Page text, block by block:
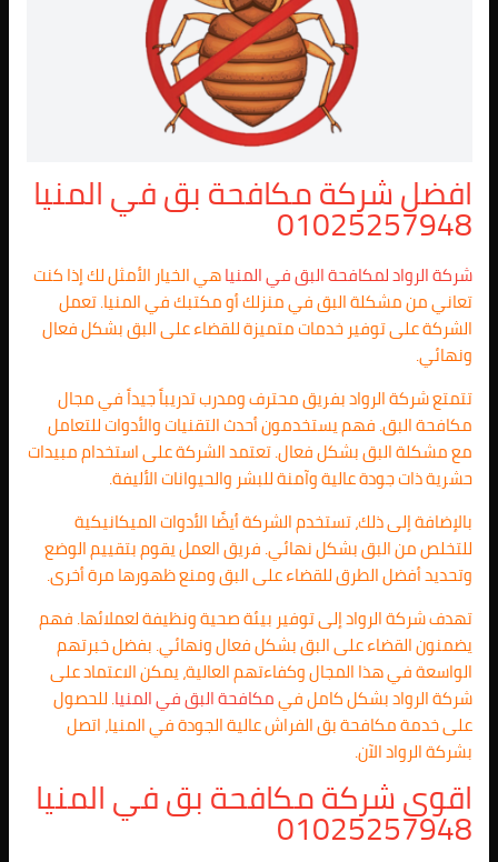
افضل شركة مكافحة بق في المنيا
01025257948
شركة الرواد لمكافحة البق في المنياهي الخيار الأمثل لك إذا كنت
تعاني من مشكلة البق في منزلك أو مكتبك في المنيا. تعمل
الشركة على توفير خدمات متميزة للقضاء على البق بشكل فعال
ونهائي.
تتمتع شركة الرواد بفريق محترف ومدرب تدريباً جيداً في مجال
مكافحة البق. فهم يستخدمون أحدث التقنيات والأدوات للتعامل
مع مشكلة البق بشكل فعال. تعتمد الشركة على استخدام مبيدات
حشرية ذات جودة عالية وآمنة للبشر والحيوانات الأليفة.
بالإضافة إلى ذلك، تستخدم الشركة أيضًا الأدوات الميكانيكية
للتخلص من البق بشكل نهائي. فريق العمل يقوم بتقييم الوضع
وتحديد أفضل الطرق للقضاء على البق ومنع ظهورها مرة أخرى.
تهدف شركة الرواد إلى توفير بيئة صحية ونظيفة لعملائها. فهم
يضمنون القضاء على البق بشكل فعال ونهائي. بفضل خبرتهم
الواسعة في هذا المجال وكفاءتهم العالية، يمكن الاعتماد على
شركة الرواد بشكل كامل فيمكافحة البق في المنيا. للحصول
على خدمة مكافحة بق الفراش عالية الجودة في المنيا، اتصل
بشركة الرواد الآن.
اقوى شركة مكافحة بق في المنيا
01025257948